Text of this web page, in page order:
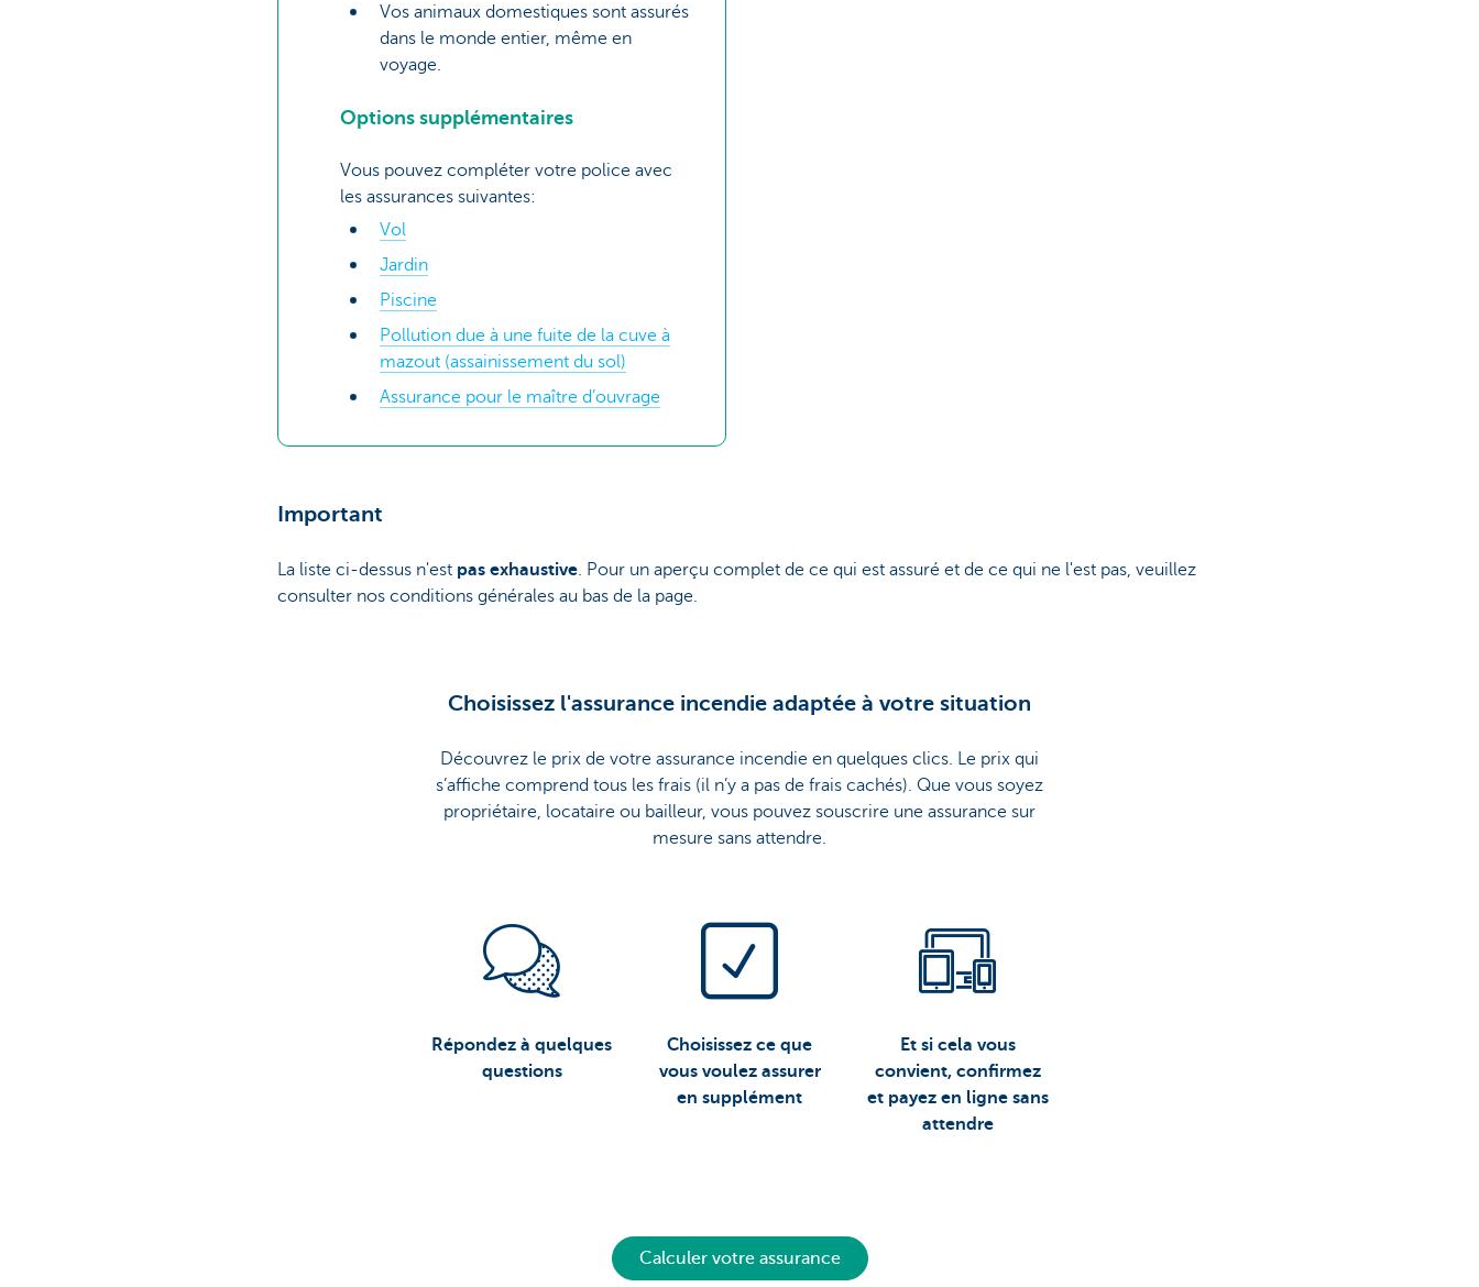
Vos animaux domestiques sont assurés
dans le monde entier, même en
voyage.
Options supplémentaires
Vous pouvez compléter votre police avec
les assurances suivantes:
Vol
Jardin
Piscine
Pollution due à une fuite de la cuve à
mazout (assainissement du sol)
Assurance pour le maître d’ouvrage
Important
La liste ci-dessus n'est pas exhaustive. Pour un aperçu complet de ce qui est assuré et de ce qui ne l'est pas, veuillez
consulter nos conditions générales au bas de la page.
Choisissez l'assurance incendie adaptée à votre situation
Découvrez le prix de votre assurance incendie en quelques clics. Le prix qui
s’affiche comprend tous les frais (il n’y a pas de frais cachés). Que vous soyez
propriétaire, locataire ou bailleur, vous pouvez souscrire une assurance sur
mesure sans attendre.
Répondez à quelques
questions
Choisissez ce que
vous voulez assurer
en supplément
Et si cela vous
convient, confirmez
et payez en ligne sans
attendre
Calculer votre assurance